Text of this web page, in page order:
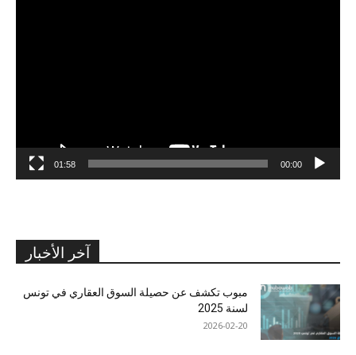
00:00
01:58
آخر الأخبار
مبوب تكشف عن حصيلة السوق العقاري في تونس
لسنة 2025
2026-02-20